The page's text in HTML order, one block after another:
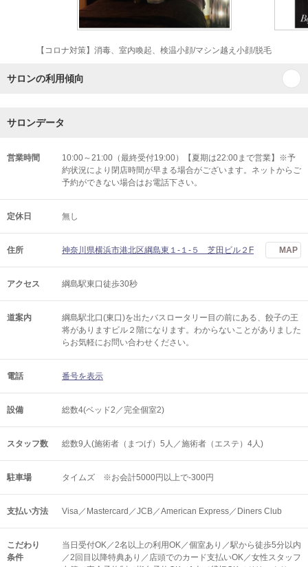
【コロナ対策】消毒、室内喚起、検温小顔/マシン越え小顔/脱毛
サロンの利用傾向
サロンデータ
営業時間
10:00～21:00（最終受付19:00）【夏期は22:00まで営業】※予
約状況により閉店時間が早まる場合がございます。ネットからご
予約ができない場合はお電話下さい。
定休日 無し
住所 神奈川県横浜市港北区綱島東１-１-５ 芝田ビル２F MAP
アクセス 綱島駅東口徒歩30秒
道案内
綱島駅北口(東口)を出たバスロータリー目の前にある、餃子の王
将がありますビル２階になります。わからないことがありました
らお気軽にお問い合わせください。
電話 番号を表示
設備 総数4(ベッド2／完全個室2)
スタッフ数 総数9人(施術者（まつげ）5人／施術者（エステ）4人)
駐車場 タイムズ ※お会計5000円以上で-300円
支払い方法 Visa／Mastercard／JCB／American Express／Diners Club
こだわり
条件
当日受付OK／2名以上の利用OK／個室あり／駅から徒歩5分以内
／2回目以降特典あり／店頭でのカード支払いOK／女性スタッフ